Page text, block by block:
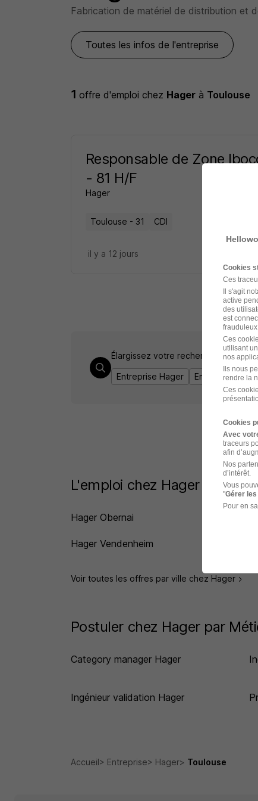
Fabrication de matériel de distribution et
Toutes les infos de l'entreprise
1offre d'emploichez Hager à Toulouse
Responsable de Zone
- 81 H/F
Hager
Toulouse - 31 CDI
il y a 12 jours
Élargissez votre recherche chez
Entreprise Hager Emploi
L'emploi chez Hager par Ville
Hager Obernai
Hager Vendenheim
Voir toutes les offres par ville chez Hager
Postuler chez Hager par
Category manager Hager
Ingénieur validation Hager
Accueil Entreprise Hager Toulouse
Cookies
Ces
Il s'agit
active
des
est
Ces
utilisant
nos
Ils nous
rendre la
Ces
Cookies
Avec
traceurs
afin
Nos
d’intérêt.
Vous
"Gérer
Pour en